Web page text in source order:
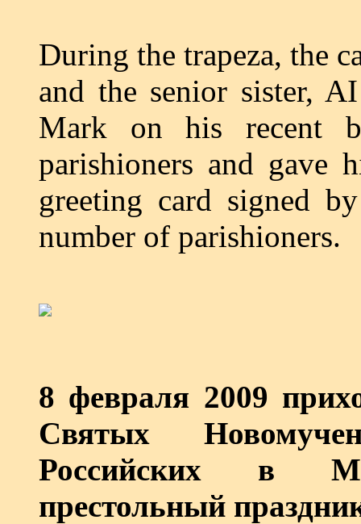
During the trapeza, the
and the senior sister,
Mark on his recent
parishioners and gave
greeting card signed
number of parishioners.
8 февраля 2009
Святых
Российских в
престольный